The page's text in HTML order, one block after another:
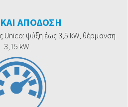
ΚΑΙ ΑΠΟΔΟΣΗ
Unico: ψύξη έως 3,5 kW, θέρμανση
3,15 kW